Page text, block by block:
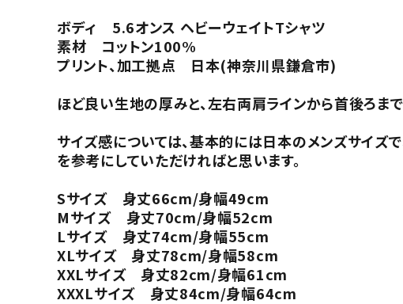
ボディ 5.6オンス ヘビーウェイトTシャツ
素材 コットン100%
プリント、加工拠点 日本(神奈川県鎌倉市)
ほど良い生地の厚みと、左右両肩ラインから首後ろまで
サイズ感については、基本的には日本のメンズサイズ
を参考にしていただければと思います。
Sサイズ 身丈66cm/身幅49cm
Mサイズ 身丈70cm/身幅52cm
Lサイズ 身丈74cm/身幅55cm
XLサイズ 身丈78cm/身幅58cm
XXLサイズ 身丈82cm/身幅61cm
XXXLサイズ 身丈84cm/身幅64cm